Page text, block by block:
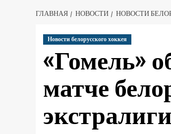
ГЛАВНАЯ НОВОСТИ НОВОСТИ
Новости белорусского хоккея
«Гомель»
матче
экстралиги